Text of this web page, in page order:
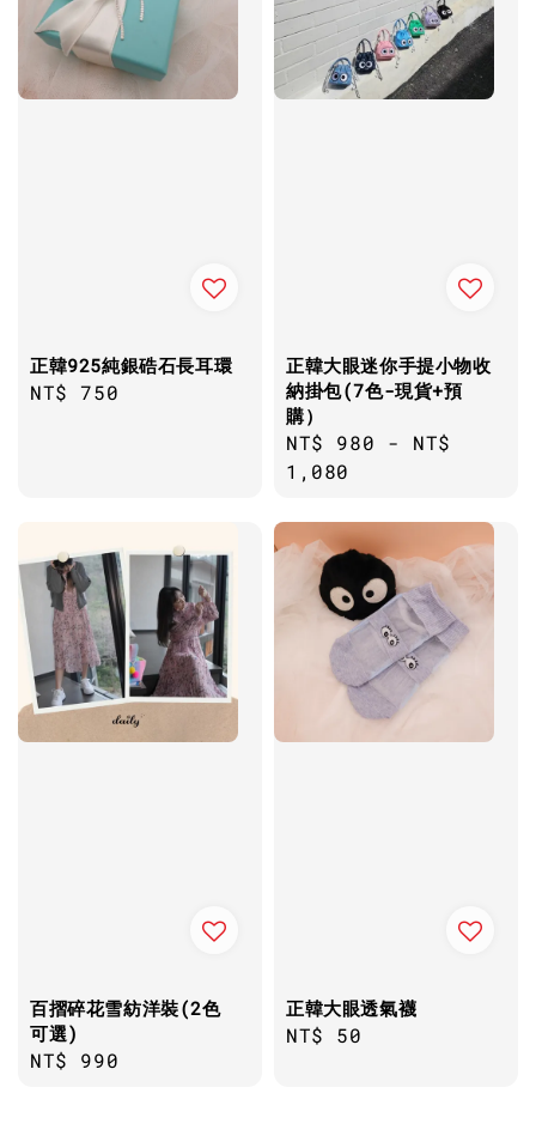
正韓925純銀硞石長耳環
Regular
NT$ 750
正韓大眼迷你手提小物收
納掛包(7色-現貨+預
購）
Regular
price
NT$ 980 - NT$
1,080
百摺碎花雪紡洋裝(2色
可選)
Regular
NT$ 990
正韓大眼透氣襪
Regular
NT$ 50